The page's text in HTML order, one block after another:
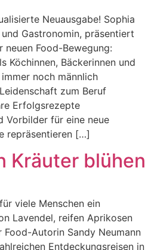
Neuausgabe! Sophia
Gastronomin, präsentiert
neuen Food-Bewegung:
Köchinnen, Bäckerinnen und
noch männlich
zum Beruf
Erfolgsrezepte
Vorbilder für eine neue
repräsentieren […]
Kräuter blühen
viele Menschen ein
Lavendel, reifen Aprikosen
Food-Autorin Sandy Neumann
Entdeckungsreisen in